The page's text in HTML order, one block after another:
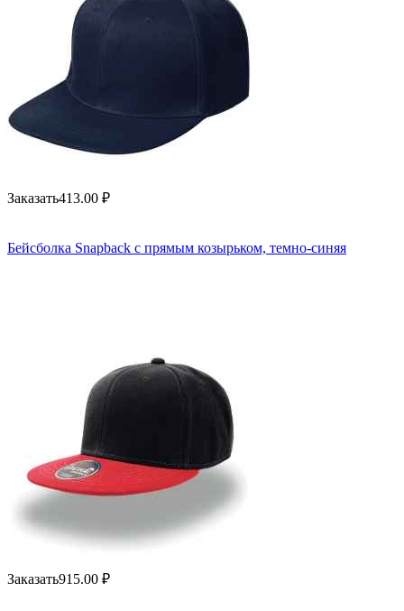
Заказать413.00 ₽
Бейсболка Snapback с прямым козырьком, темно-синяя
Заказать915.00 ₽